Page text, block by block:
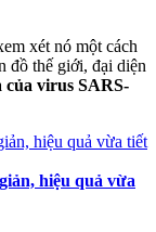
xét nó một cách
đồ thế giới, đại diện
của virus SARS-
hiệu quả vừa